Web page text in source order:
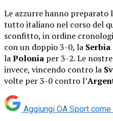
Le azzurre hanno
tutto italiano nel corso del
sconfitto, in ordine
con un doppio 3-0, la Serbia
laPolonia per 3-2. Le
invece, vincendo contro la
volte per 3-0 contro l’
Aggiungi OA Sport come